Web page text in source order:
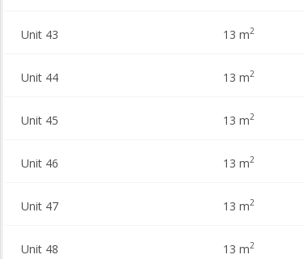
Unit 43 13 m2
Unit 44 13 m2
Unit 45 13 m2
Unit 46 13 m2
Unit 47 13 m2
Unit 48 13 m2